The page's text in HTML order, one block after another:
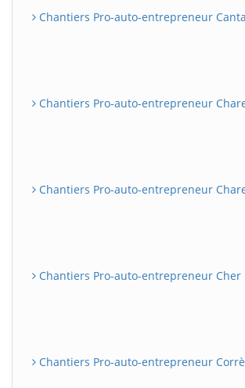
Chantiers Pro-auto-entrepreneur
Chantiers Pro-auto-entrepreneur
Chantiers Pro-auto-entrepreneur
Chantiers Pro-auto-entrepreneur Cher
Chantiers Pro-auto-entrepreneur